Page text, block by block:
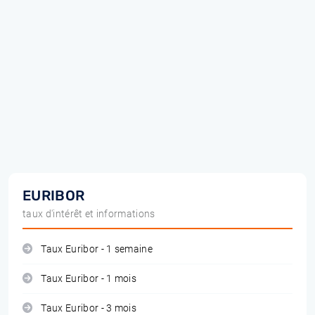
EURIBOR
taux d'intérêt et informations
Taux Euribor - 1 semaine
Taux Euribor - 1 mois
Taux Euribor - 3 mois